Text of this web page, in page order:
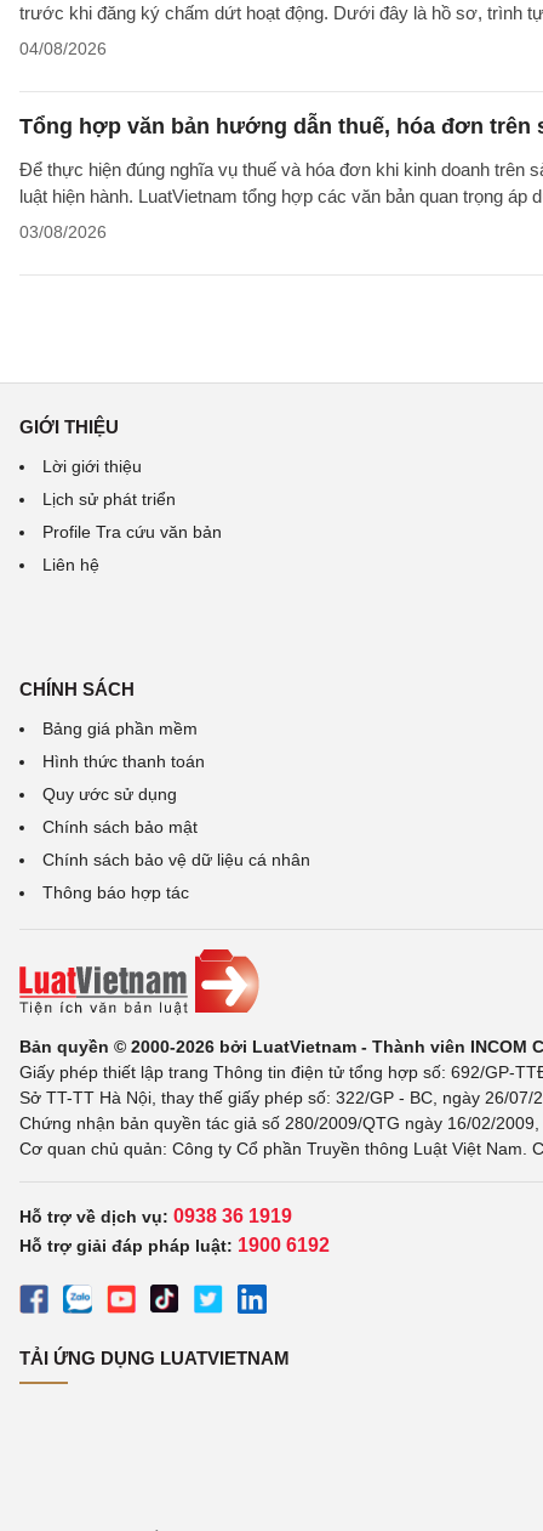
trước khi đăng ký chấm dứt hoạt động. Dưới đây là hồ sơ, trình
04/08/2026
Tổng hợp văn bản hướng dẫn thuế, hóa đơn trên
Để thực hiện đúng nghĩa vụ thuế và hóa đơn khi kinh doanh trên
luật hiện hành. LuatVietnam tổng hợp các văn bản quan trọng áp
03/08/2026
GIỚI THIỆU
Lời giới thiệu
Lịch sử phát triển
Profile Tra cứu văn bản
Liên hệ
CHÍNH SÁCH
Bảng giá phần mềm
Hình thức thanh toán
Quy ước sử dụng
Chính sách bảo mật
Chính sách bảo vệ dữ liệu cá nhân
Thông báo hợp tác
Bản quyền © 2000-2026 bởi LuatVietnam - Thành viên INCOM
Giấy phép thiết lập trang Thông tin điện tử tổng hợp số: 692/GP-
Sở TT-TT Hà Nội, thay thế giấy phép số: 322/GP - BC, ngày 26/
Chứng nhận bản quyền tác giả số 280/2009/QTG ngày 16/02/
Cơ quan chủ quản: Công ty Cổ phần Truyền thông Luật Việt Nam.
Hỗ trợ về dịch vụ: 0938 36 1919
Hỗ trợ giải đáp pháp luật: 1900 6192
TẢI ỨNG DỤNG LUATVIETNAM